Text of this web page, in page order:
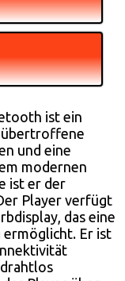
ist ein
und eine
modernen
ist er der
Player verfügt
das eine
ermöglicht. Er ist